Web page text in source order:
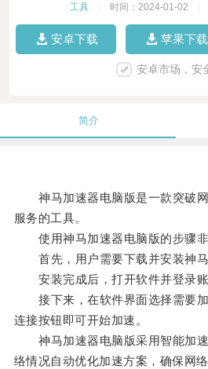
工具 时间：2024-01-02
安卓下载 苹果下载
安卓市场，安
简介
神马加速器电脑版是一款突破网
服务的工具。
使用神马加速器电脑版的步骤非
首先，用户需要下载并安装神马
安装完成后，打开软件并登录账
接下来，在软件界面选择需要加
连接按钮即可开始加速。
神马加速器电脑版采用智能加速
络情况自动优化加速方案，确保网